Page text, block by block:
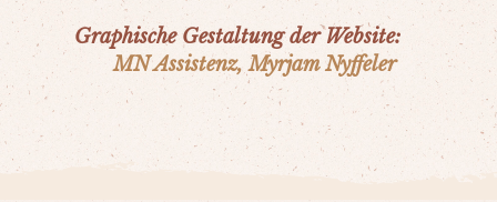
Graphische Gestaltung der Website:
MN Assistenz, Myrjam Nyffeler